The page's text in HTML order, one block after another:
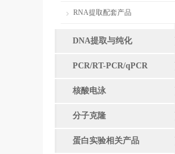
RNA提取配套产品
DNA提取与纯化
PCR/RT-PCR/qPCR
核酸电泳
分子克隆
蛋白实验相关产品